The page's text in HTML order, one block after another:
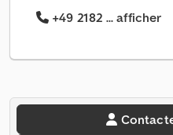
+49 2182 ... afficher